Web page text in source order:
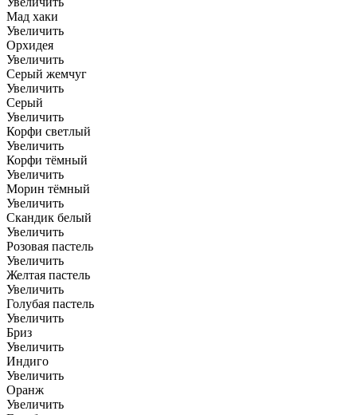
Мад хаки
Увеличить
Орхидея
Увеличить
Серый жемчуг
Увеличить
Серый
Увеличить
Корфи светлый
Увеличить
Корфи тёмный
Увеличить
Морин тёмный
Увеличить
Скандик белый
Увеличить
Розовая пастель
Увеличить
Желтая пастель
Увеличить
Голубая пастель
Увеличить
Бриз
Увеличить
Индиго
Увеличить
Оранж
Увеличить